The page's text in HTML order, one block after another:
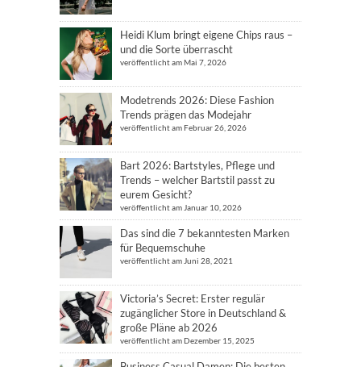
Heidi Klum bringt eigene Chips raus –
und die Sorte überrascht
veröffentlicht am Mai 7, 2026
Modetrends 2026: Diese Fashion
Trends prägen das Modejahr
veröffentlicht am Februar 26, 2026
Bart 2026: Bartstyles, Pflege und
Trends – welcher Bartstil passt zu
eurem Gesicht?
veröffentlicht am Januar 10, 2026
Das sind die 7 bekanntesten Marken
für Bequemschuhe
veröffentlicht am Juni 28, 2021
Victoria’s Secret: Erster regulär
zugänglicher Store in Deutschland &
große Pläne ab 2026
veröffentlicht am Dezember 15, 2025